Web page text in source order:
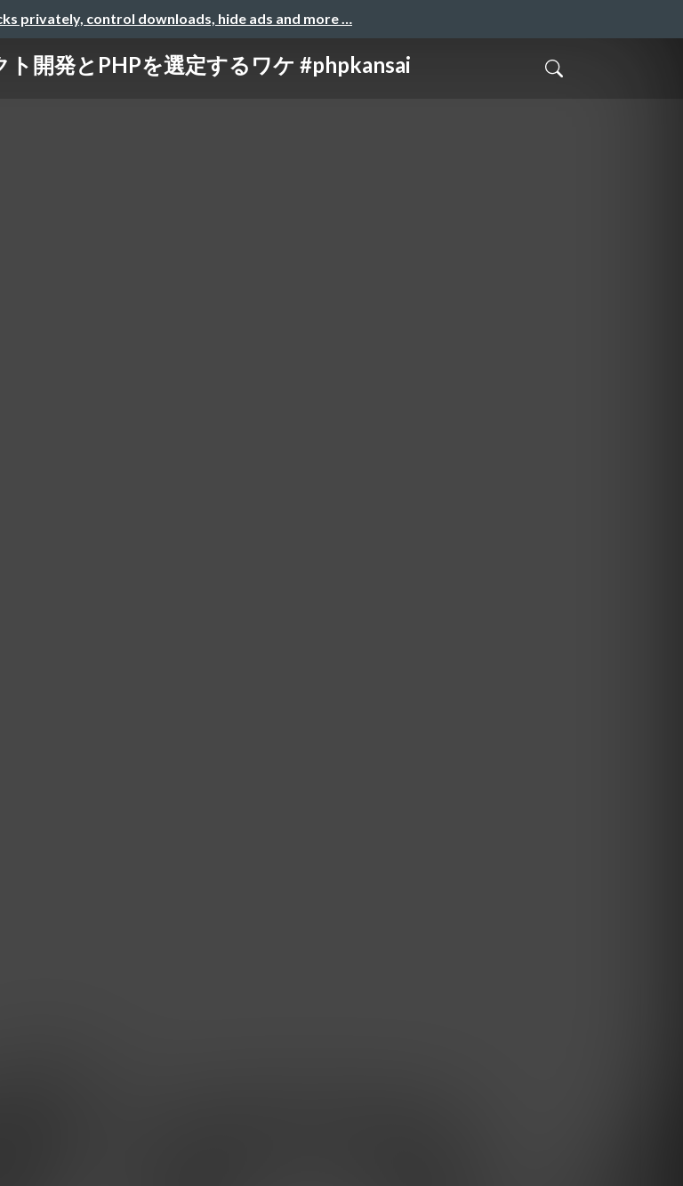
privately, control downloads, hide ads and more …
開発とPHPを選定するワケ #phpkansai